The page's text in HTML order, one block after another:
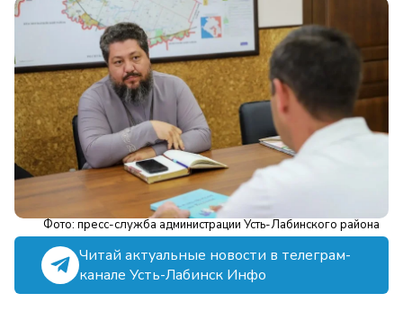
Фото: пресс-служба администрации Усть-Лабинского района
Читай актуальные новости в телеграм-
канале Усть-Лабинск Инфо